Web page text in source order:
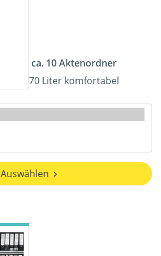
ca. 10 Aktenordner
70 Liter komfortabel
Auswählen